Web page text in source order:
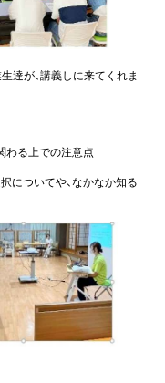
達が、講義しに来てくれま
わる上での注意点
についてや、なかなか知る